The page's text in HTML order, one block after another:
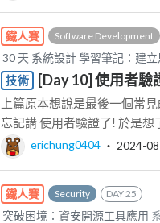
鐵人賽 Software Development
30 天 系統設計 學習筆記：建
技術
[Day 10] 使用者驗
上篇原本想說是最後一個常
忘記講 使用者驗證了! 於是想
erichung0404 ‧ 2024-
鐵人賽 Security DAY 25
突破困境：資安開源工具應用